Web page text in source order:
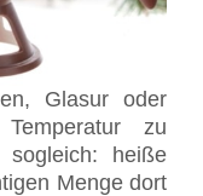
Glasur oder
zu
heiße
Menge dort